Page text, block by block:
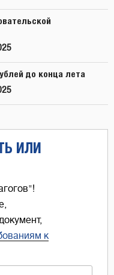
до конца лета
ИЛИ
к